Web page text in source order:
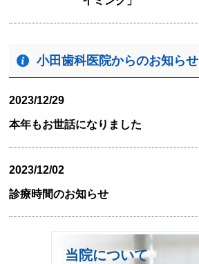
小田歯科医院からのお知らせ
2023/12/29
本年もお世話になりました
2023/12/02
診療時間のお知らせ
当院について